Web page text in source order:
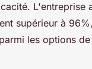
L'entreprise
supérieur à
les options